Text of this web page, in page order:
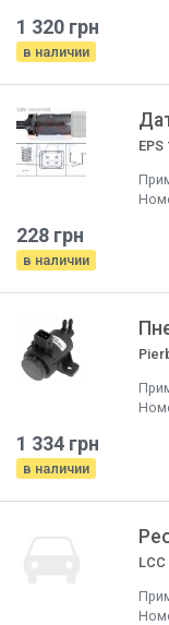
1 320 грн
в наличии
228 грн
в наличии
1 334 грн
в наличии